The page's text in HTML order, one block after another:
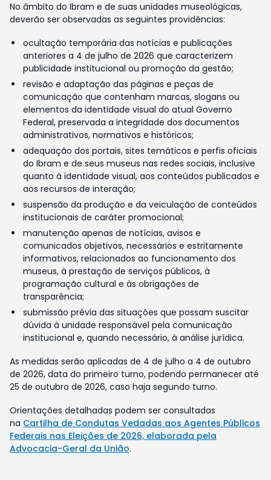
No âmbito do Ibram e de suas unidades museológicas,
deverão ser observadas as seguintes providências:
ocultação temporária das notícias e publicações
anteriores a 4 de julho de 2026 que caracterizem
publicidade institucional ou promoção da gestão;
revisão e adaptação das páginas e peças de
comunicação que contenham marcas, slogans ou
elementos da identidade visual do atual Governo
Federal, preservada a integridade dos documentos
administrativos, normativos e históricos;
adequação dos portais, sites temáticos e perfis oficiais
do Ibram e de seus museus nas redes sociais, inclusive
quanto à identidade visual, aos conteúdos publicados e
aos recursos de interação;
suspensão da produção e da veiculação de conteúdos
institucionais de caráter promocional;
manutenção apenas de notícias, avisos e
comunicados objetivos, necessários e estritamente
informativos, relacionados ao funcionamento dos
museus, à prestação de serviços públicos, à
programação cultural e às obrigações de
transparência;
submissão prévia das situações que possam suscitar
dúvida à unidade responsável pela comunicação
institucional e, quando necessário, à análise jurídica.
As medidas serão aplicadas de 4 de julho a 4 de outubro
de 2026, data do primeiro turno, podendo permanecer até
25 de outubro de 2026, caso haja segundo turno.
Orientações detalhadas podem ser consultadas
na Cartilha de Condutas Vedadas aos Agentes Públicos
Federais nas Eleições de 2026, elaborada pela
Advocacia-Geral da União.